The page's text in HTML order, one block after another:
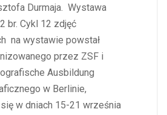
Durmaja. Wystawa
br. Cykl 12 zdjęć
na wystawie powstał
przez ZSF i
Ausbildung
w Berlinie,
w dniach 15-21 września